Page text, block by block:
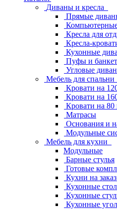
Диваны и кресла
Прямые
Компьютерные
Кресла для
Кресла-
Кухонные
Пуфы и
Угловые
Мебель для спальни
Кровати на
Кровати на
Кровати на 80
Матрасы
Основания и
Модульные
Мебель для кухни
Модульные
Барные стулья
Готовые
Кухни на
Кухонные
Кухонные
Кухонные